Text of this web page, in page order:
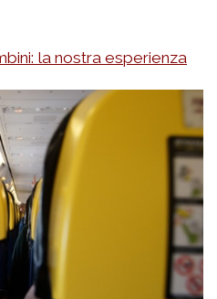
la nostra esperienza